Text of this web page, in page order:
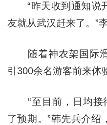
“昨天收到通知说
友就从武汉赶来了。”
随着神农架国际滑
引300余名游客前来体
“至目前，日均接
了预期。”韩先兵介绍